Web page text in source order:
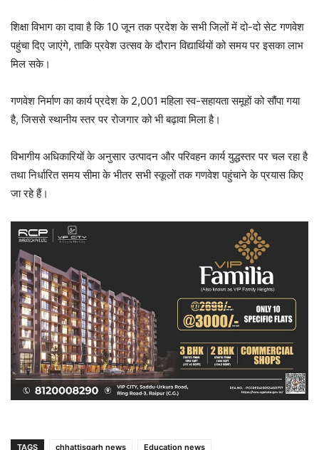
शिक्षा विभाग का दावा है कि 10 जून तक प्रदेश के सभी जिलों में दो-दो सेट गणवेश
पहुंचा दिए जाएंगे, ताकि प्रवेश उत्सव के दौरान विद्यार्थियों को समय पर इसका लाभ
मिल सके।
गणवेश निर्माण का कार्य प्रदेश के 2,001 महिला स्व-सहायता समूहों को सौंपा गया
है, जिससे स्थानीय स्तर पर रोजगार को भी बढ़ावा मिला है।
विभागीय अधिकारियों के अनुसार उत्पादन और परिवहन कार्य युद्धस्तर पर चल रहा है
तथा निर्धारित समय सीमा के भीतर सभी स्कूलों तक गणवेश पहुंचाने के प्रयास किए
जा रहे हैं।
TAGS chhattisgarh news Education news